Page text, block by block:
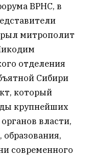
ВРНС, в
митрополит
отделения
Сибири
который
крупнейших
власти,
образования,
современного